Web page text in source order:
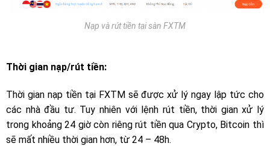
Nạp và rút tiền tại sàn FXTM
Thời gian nạp/rút tiền:
Thời gian nạp tiền tại FXTM sẽ được xử lý ngay lập tức cho
các nhà đầu tư. Tuy nhiên với lệnh rút tiền, thời gian xử lý
trong khoảng 24 giờ còn riêng rút tiền qua Crypto, Bitcoin thì
sẽ mất nhiều thời gian hơn, từ 24 – 48h.